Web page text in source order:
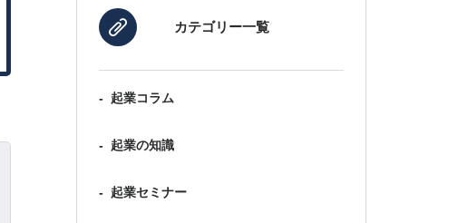
カテゴリー一覧
- 起業コラム
- 起業の知識
- 起業セミナー